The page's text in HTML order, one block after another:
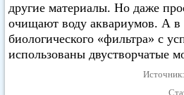
другие материалы. Но даже
очищают воду аквариумов. А в
биологического «фильтра» с
использованы двустворчатые
Источник: